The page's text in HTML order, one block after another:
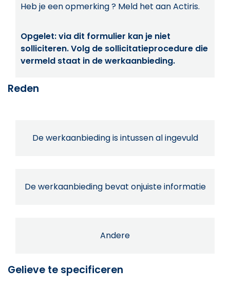
Heb je een opmerking ? Meld het aan Actiris.
Opgelet: via dit formulier kan je niet
solliciteren. Volg de sollicitatieprocedure die
vermeld staat in de werkaanbieding.
Reden
De werkaanbieding is intussen al ingevuld
De werkaanbieding bevat onjuiste informatie
Andere
Gelieve te specificeren